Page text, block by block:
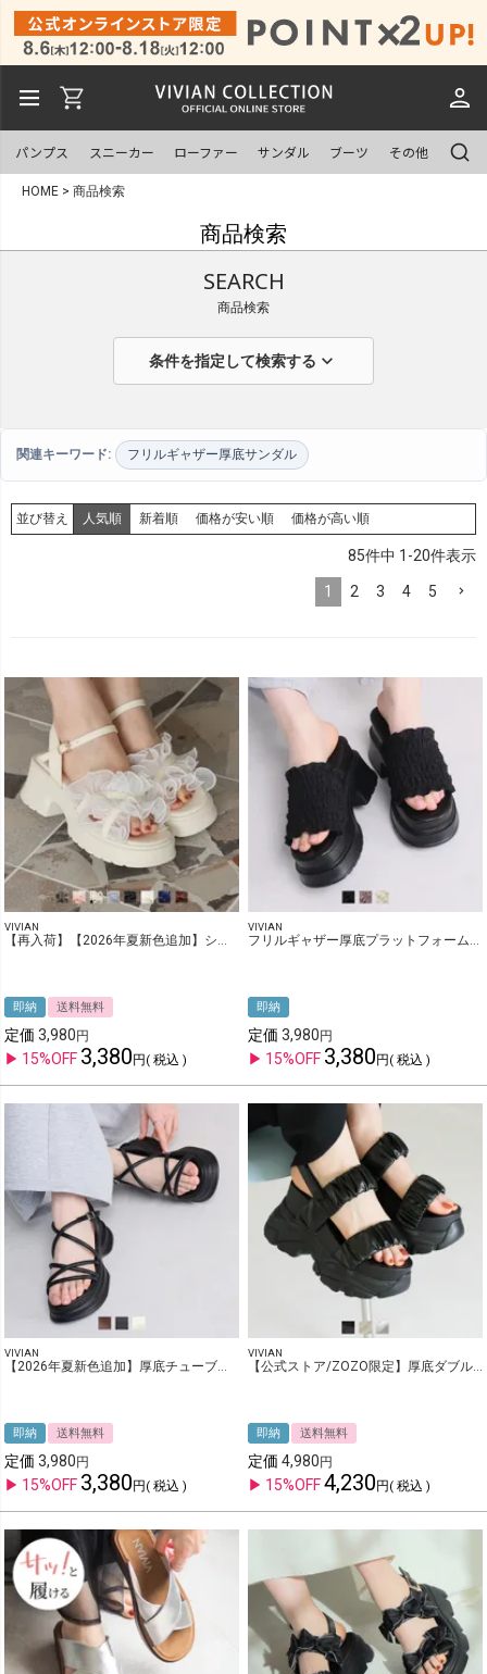
パンプス スニーカー ローファー サンダル ブーツ その他
HOME 商品検索
商品検索
SEARCH
商品検索
条件を指定して検索する expand_more
search
アイテムカテゴリ
円 ～
カラー
サイズ
ヒールの高さ
0-3cm
3-5cm
販売タイプ
セール 再入荷 アウトレット
在庫なし商品を表示しない
この条件で検索する
関連キーワード: フリルギャザー厚底サンダル
並び替え 人気順 新着順 価格が安い順 価格が高い順
85件中 1-20件表示
1 2 3 4 5
VIVIAN
【再入荷】【2026年夏新色追加】シアークロスフリル厚底ストラップサンダル
即納 送料無料
定価 3,980
15%OFF 3,380 税込
VIVIAN
フリルギャザー厚底プラットフォームミュールサンダル
即納
定価 3,980
15%OFF 3,380 税込
VIVIAN
【2026年夏新色追加】厚底チューブストラップサンダル
即納 送料無料
定価 3,980
15%OFF 3,380 税込
VIVIAN
【公式ストア/ZOZO限定】厚底ダブルギャザーベルトスポーツサンダル
即納 送料無料
定価 4,980
15%OFF4,230 税込